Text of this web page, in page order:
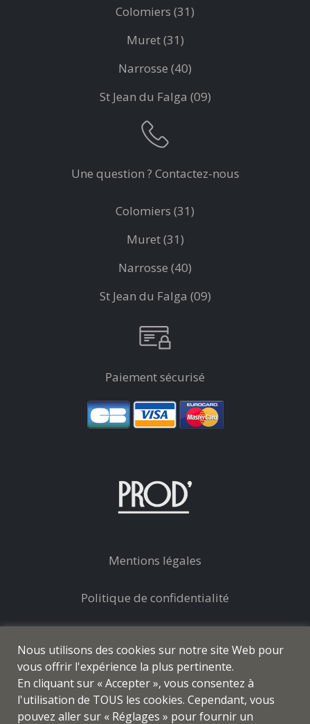
Colomiers (31)
Muret (31)
Narrosse (40)
St Jean du Falga (09)
Une question ? Contactez-nous
Colomiers (31)
Muret (31)
Narrosse (40)
St Jean du Falga (09)
Paiement sécurisé
Mentions légales
Politique de confidentialité
Nous utilisons des cookies sur notre site Web pour
vous offrir l'expérience la plus pertinente.
En cliquant sur « Accepter », vous consentez à
l'utilisation de TOUS les cookies. Cependant, vous
pouvez aller sur « Réglages » pour fournir un